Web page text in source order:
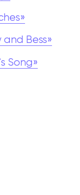
Bess»
Song»